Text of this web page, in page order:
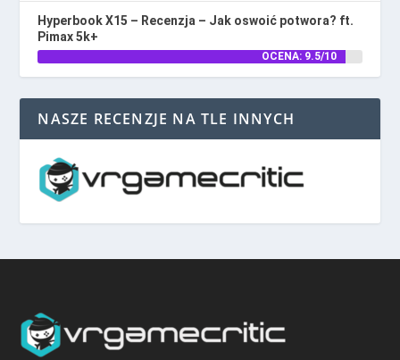
Hyperbook X15 – Recenzja – Jak oswoić potwora? ft.
Pimax 5k+
OCENA: 9.5/10
NASZE RECENZJE NA TLE INNYCH